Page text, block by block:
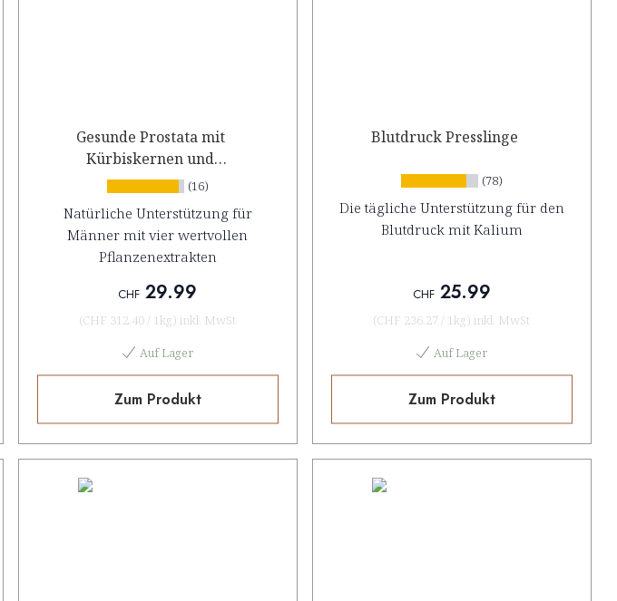
Gesunde Prostata mit
Kürbiskernen und
Sägepalmfrüchten
(16)
Natürliche Unterstützung für
Männer mit vier wertvollen
Pflanzenextrakten
CHF 29.99
(CHF 312.40 / 1kg) inkl. MwSt
Auf Lager
Zum Produkt
Blutdruck Presslinge
(78)
Die tägliche Unterstützung für den
Blutdruck mit Kalium
CHF25.99
(CHF 236.27 / 1kg) inkl. MwSt
Auf Lager
Zum Produkt